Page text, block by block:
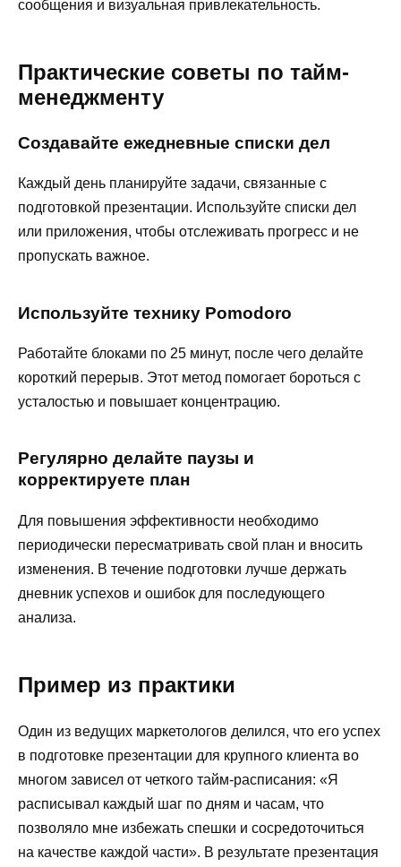
сообщения и визуальная привлекательность.
Практические советы по тайм-
менеджменту
Создавайте ежедневные списки дел
Каждый день планируйте задачи, связанные с
подготовкой презентации. Используйте списки дел
или приложения, чтобы отслеживать прогресс и не
пропускать важное.
Используйте технику Pomodoro
Работайте блоками по 25 минут, после чего делайте
короткий перерыв. Этот метод помогает бороться с
усталостью и повышает концентрацию.
Регулярно делайте паузы и
корректируете план
Для повышения эффективности необходимо
периодически пересматривать свой план и вносить
изменения. В течение подготовки лучше держать
дневник успехов и ошибок для последующего
анализа.
Пример из практики
Один из ведущих маркетологов делился, что его успех
в подготовке презентации для крупного клиента во
многом зависел от четкого тайм-расписания: «Я
расписывал каждый шаг по дням и часам, что
позволяло мне избежать спешки и сосредоточиться
на качестве каждой части». В результате презентация